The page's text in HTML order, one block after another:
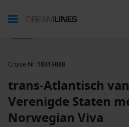
Cruise Nr.:18315088
trans-Atlantisch
Verenigde Staten
Norwegian Viva